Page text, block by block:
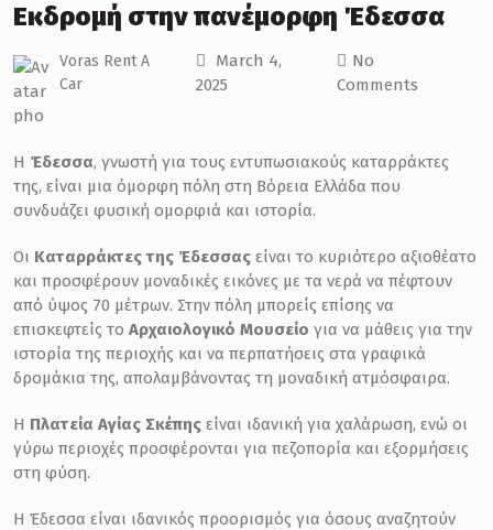
Εκδρομή στην πανέμορφη Έδεσσα
Voras Rent A
Car
March 4,
2025
No
Comments
Η Έδεσσα, γνωστή για τους εντυπωσιακούς καταρράκτες
της, είναι μια όμορφη πόλη στη Βόρεια Ελλάδα που
συνδυάζει φυσική ομορφιά και ιστορία.
Οι Καταρράκτες της Έδεσσας είναι το κυριότερο αξιοθέατο
και προσφέρουν μοναδικές εικόνες με τα νερά να πέφτουν
από ύψος 70 μέτρων. Στην πόλη μπορείς επίσης να
επισκεφτείς το Αρχαιολογικό Μουσείο για να μάθεις για την
ιστορία της περιοχής και να περπατήσεις στα γραφικά
δρομάκια της, απολαμβάνοντας τη μοναδική ατμόσφαιρα.
Η Πλατεία Αγίας Σκέπης είναι ιδανική για χαλάρωση, ενώ οι
γύρω περιοχές προσφέρονται για πεζοπορία και εξορμήσεις
στη φύση.
Η Έδεσσα είναι ιδανικός προορισμός για όσους αναζητούν